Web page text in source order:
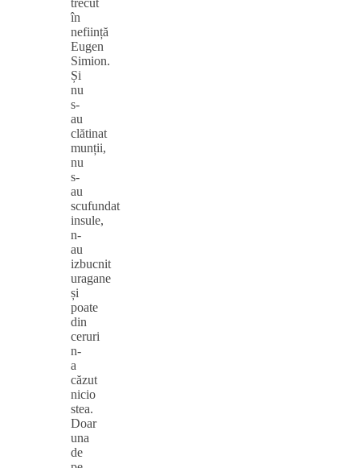
trecut
în
neființă
Eugen
Simion.
Și
nu
s-
au
clătinat
munții,
nu
s-
au
scufundat
insule,
n-
au
izbucnit
uragane
și
poate
din
ceruri
n-
a
căzut
nicio
stea.
Doar
una
de